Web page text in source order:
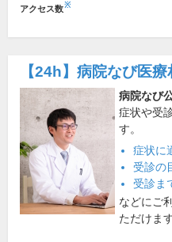
アクセス数※
【24h】 病院なび医療
病院なび
症状や受
す。
症状に
受診の
受診ま
などにご
ただけます